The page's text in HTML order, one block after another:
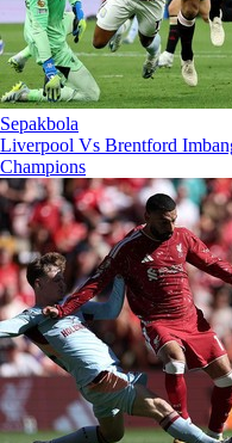
Sepakbola
Liverpool Vs Brentford
Champions